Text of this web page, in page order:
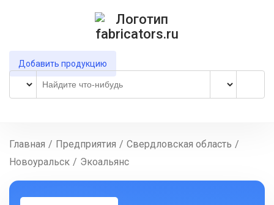
Добавить продукцию
Главная / Предприятия / Свердловская область /
Новоуральск / Экоальянс